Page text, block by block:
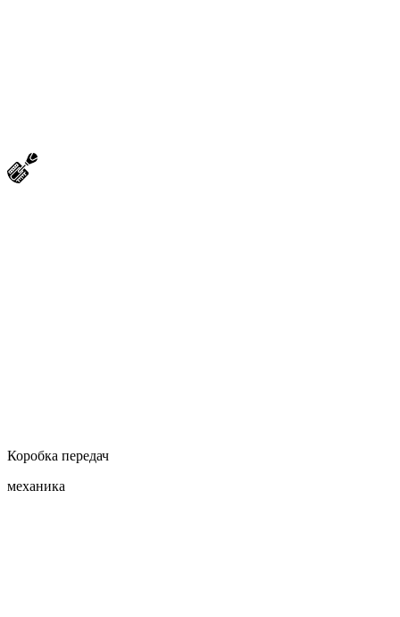
Коробка передач
механика